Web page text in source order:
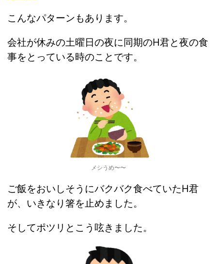
こんなパターンもあります。
会社が休みの土曜日の夜に同期のH君と夜の食
事をとっている時のことです。
メシうめ〜〜
ご飯をおいしそうにバクバク食べていたH君
が、いきなり箸を止めました。
そしてポツリとこう呟きました。